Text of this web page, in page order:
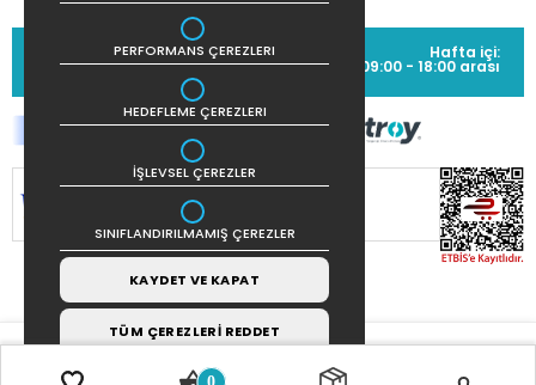
MÜŞTERİ HİZMETLERİ
(0212) 373 77 00
Hafta içi:
09:00 - 18:00 arası
KORUNMAKTADIR.
PERFORMANS ÇEREZLERI
HEDEFLEME ÇEREZLERI
İŞLEVSEL ÇEREZLER
SINIFLANDIRILMAMIŞ ÇEREZLER
KAYDET VE KAPAT
TÜM ÇEREZLERİ REDDET